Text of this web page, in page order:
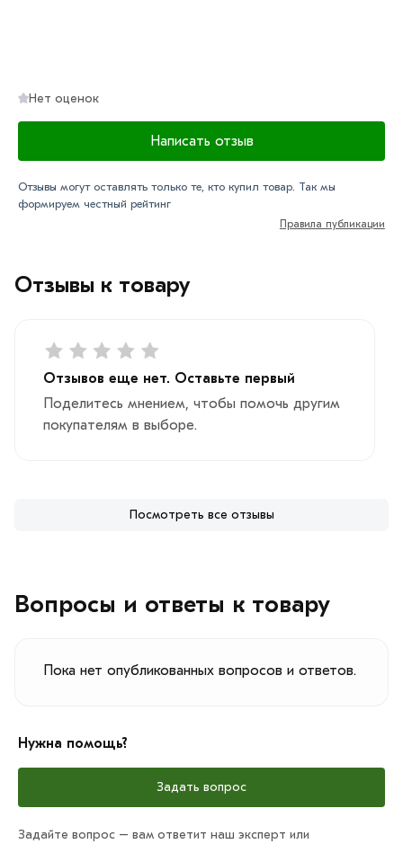
Отзывы к товару
Отзывов еще нет. Оставьте первый
Поделитесь мнением, чтобы помочь другим
покупателям в выборе.
Посмотреть все отзывы
Нет оценок
Написать отзыв
Отзывы могут оставлять только те, кто купил товар. Так мы
формируем честный рейтинг
Правила публикации
Вопросы и ответы к товару
Пока нет опубликованных вопросов и ответов.
Нужна помощь?
Задать вопрос
Задайте вопрос – вам ответит наш эксперт или